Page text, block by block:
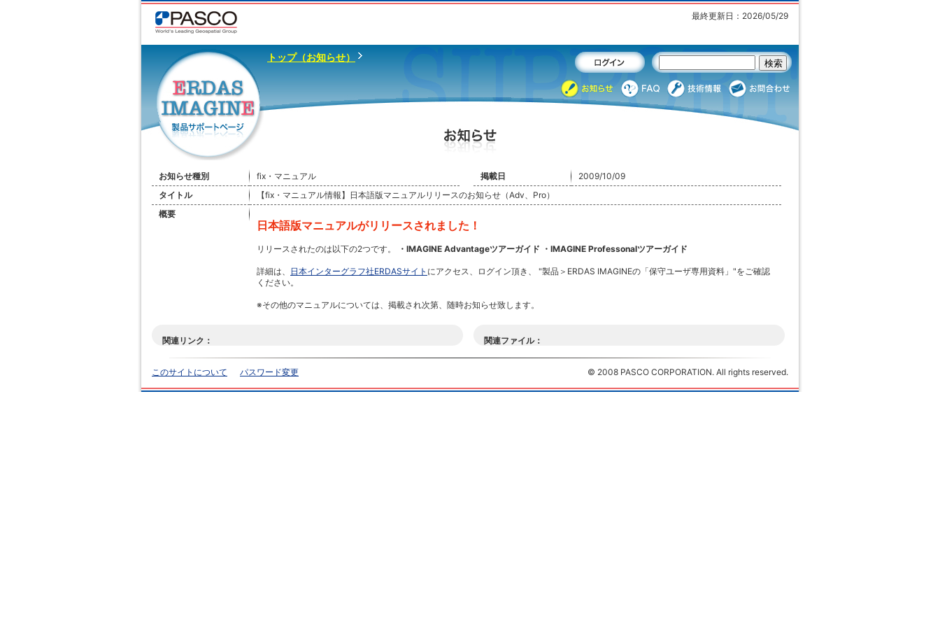
最終更新日：2026/05/29
トップ（お知らせ）
お知らせ種別 fix・マニュアル 掲載日
2009/10/09
タイトル
【fix・マニュアル情報】日本語版マニュアルリリースのお知らせ（Adv、Pro）
概要
日本語版マニュアルがリリースされました！
リリースされたのは以下の2つです。 ・IMAGINE Advantageツアーガイド ・IMAGINE Professonalツアーガイド
詳細は、 日本インターグラフ社ERDASサイト にアクセス、ログイン頂き、 "製品＞ERDAS IMAGINEの「保守ユーザ専用資料」"をご確認
ください。
※その他のマニュアルについては、掲載され次第、随時お知らせ致します。
関連リンク： 関連ファイル：
このサイトについて パスワード変更 © 2008 PASCO CORPORATION. All rights reserved.